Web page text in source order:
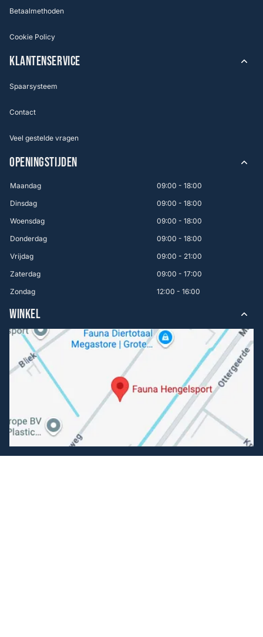
Betaalmethoden
Cookie Policy
KLANTENSERVICE
Spaarsysteem
Contact
Veel gestelde vragen
OPENINGSTIJDEN
Maandag
09:00 - 18:00
Dinsdag
09:00 - 18:00
Woensdag
09:00 - 18:00
Donderdag
09:00 - 18:00
Vrijdag
09:00 - 21:00
Zaterdag
09:00 - 17:00
Zondag
12:00 - 16:00
WINKEL